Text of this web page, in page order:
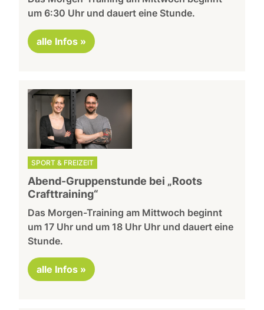
um 6:30 Uhr und dauert eine Stunde.
alle Infos »
SPORT & FREIZEIT
Abend-Gruppenstunde bei „Roots
Crafttraining“
Das Morgen-Training am Mittwoch beginnt
um 17 Uhr und um 18 Uhr Uhr und dauert eine
Stunde.
alle Infos »